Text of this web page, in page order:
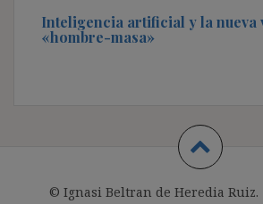
Inteligencia artificial y la nueva
«hombre-masa»
© Ignasi Beltran de Heredia Ruiz.